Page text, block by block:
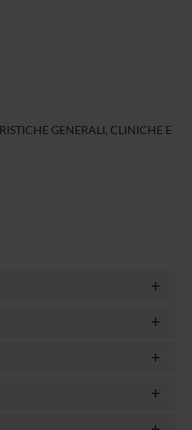
GENERALI, CLINICHE E